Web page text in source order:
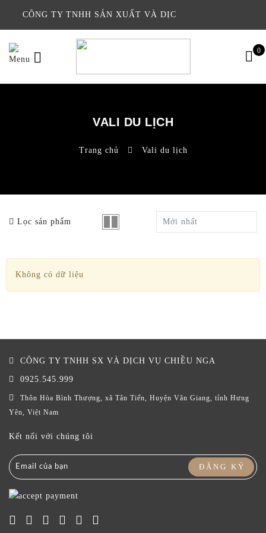
CÔNG TY TNHH SẢN XUẤT VÀ DỊC
0
VALI DU LỊCH
Trang chủ Vali du lịch
Lọc sản phẩm Mới nhất
Không có dữ liệu
CÔNG TY TNHH SX VÀ DỊCH VỤ CHIỀU NGA
0925.545.999
Thôn Hòa Bình Thượng, xã Tân Tiến, Huyện Văn Giang, tỉnh Hưng
Yên, Việt Nam
Kết nối với chúng tôi
ĐĂNG KÝ